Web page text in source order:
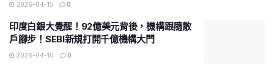
2026-04-15 0
印度白銀大覺醒！92億美元背後，機構跟隨散
戶腳步！SEBI新規打開千億機構大門
2026-04-10 0